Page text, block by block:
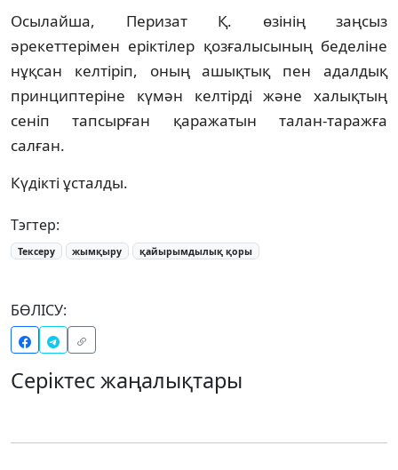
Осылайша, Перизат Қ. өзінің заңсыз
әрекеттерімен еріктілер қозғалысының беделіне
нұқсан келтіріп, оның ашықтық пен адалдық
принциптеріне күмән келтірді және халықтың
сеніп тапсырған қаражатын талан-таражға
салған.
Күдікті ұсталды.
Тэгтер:
Тексеру жымқыру қайырымдылық қоры
БӨЛІСУ:
Серіктес жаңалықтары